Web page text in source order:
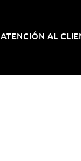
ATENCIÓN AL